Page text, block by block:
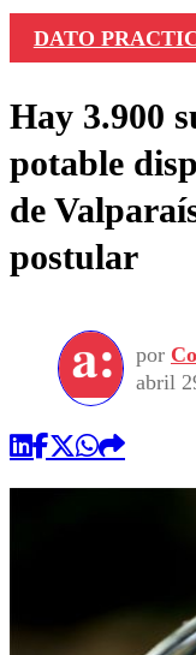
DATO
Hay 3.900
potable
de
postular
por
abril